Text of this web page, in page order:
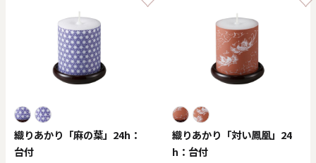
織りあかり「麻の葉」24h：
台付
織りあかり「対い鳳凰」24
h：台付